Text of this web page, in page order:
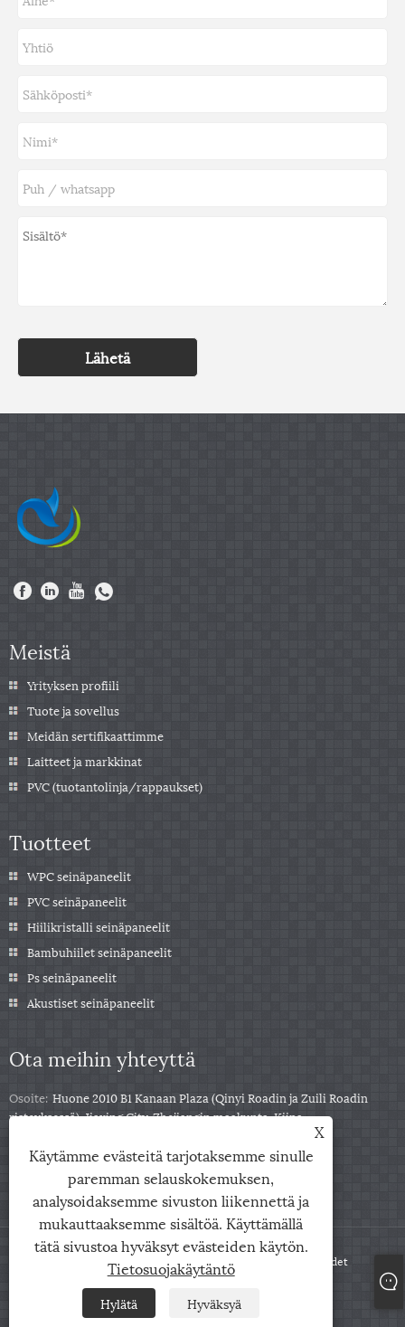
Lähetä
Meistä
Yrityksen profiili
Tuote ja sovellus
Meidän sertifikaattimme
Laitteet ja markkinat
PVC (tuotantolinja/rappaukset)
Tuotteet
WPC seinäpaneelit
PVC seinäpaneelit
Hiilikristalli seinäpaneelit
Bambuhiilet seinäpaneelit
Ps seinäpaneelit
Akustiset seinäpaneelit
Ota meihin yhteyttä
Osoite: Huone 2010 B1 Kanaan Plaza (Qinyi Roadin ja Zuili Roadin
risteyksessä), Jiaxing City, Zhejiangin maakunta, Kiina
Sähköposti:
info@zjarris.com
Copyright © 2025 Zhejiang Arris IMP & EXP Co., Ltd. Kaikki oikeudet
Sitemap RSS XML Tietosuojakäytäntö
X
Käytämme evästeitä tarjotaksemme sinulle
paremman selauskokemuksen,
analysoidaksemme sivuston liikennettä ja
mukauttaaksemme sisältöä. Käyttämällä
tätä sivustoa hyväksyt evästeiden käytön.
Tietosuojakäytäntö
Hylätä Hyväksyä